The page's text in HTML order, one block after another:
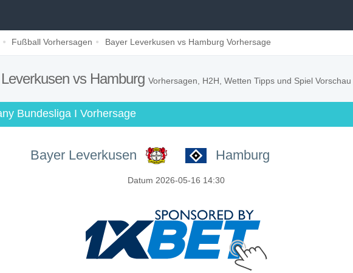
Fußball Vorhersagen Bayer Leverkusen vs Hamburg Vorhersage
vs Hamburg Vorhersagen, H2H, Wetten Tipps und Spiel Vorschau
Bundesliga I Vorhersage
Bayer Leverkusen Hamburg
Datum 2026-05-16 14:30